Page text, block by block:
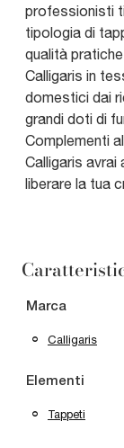
professionisti
tipologia di
qualità
Calligaris in
domestici dai
grandi doti di
Complementi
Calligaris avrai
liberare la tua
Marca
Calligaris
Elementi
Tappeti